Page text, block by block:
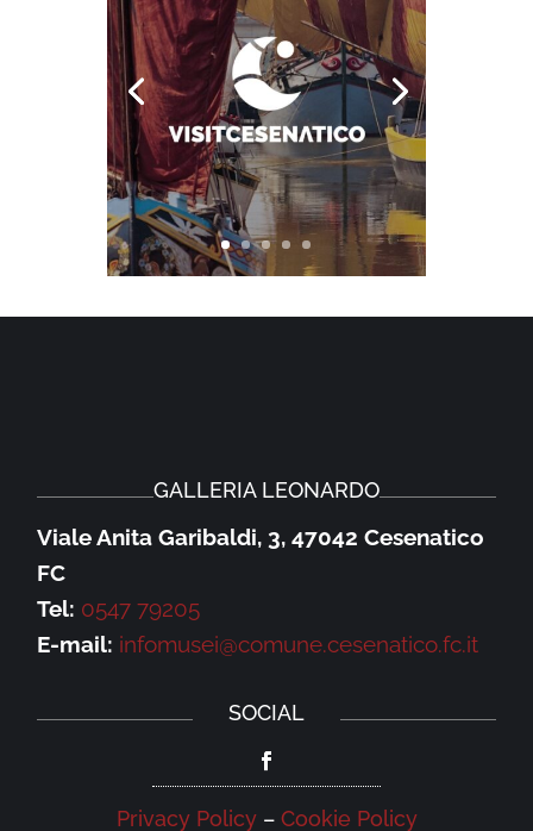
GALLERIA LEONARDO
Viale Anita Garibaldi, 3, 47042 Cesenatico
FC
Tel: 0547 79205
E-mail: infomusei@comune.cesenatico.fc.it
SOCIAL
Privacy Policy– Cookie Policy